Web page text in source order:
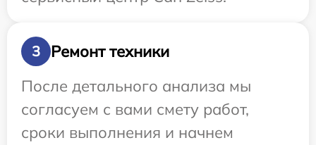
3
Ремонт техники
После детального анализа мы
согласуем с вами смету работ,
сроки выполнения и начнем